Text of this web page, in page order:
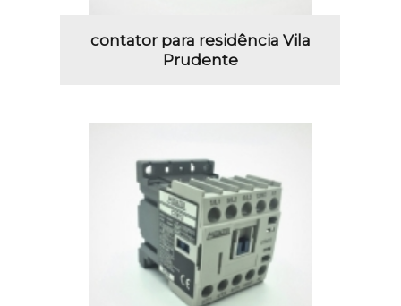
contator para residência Vila
Prudente